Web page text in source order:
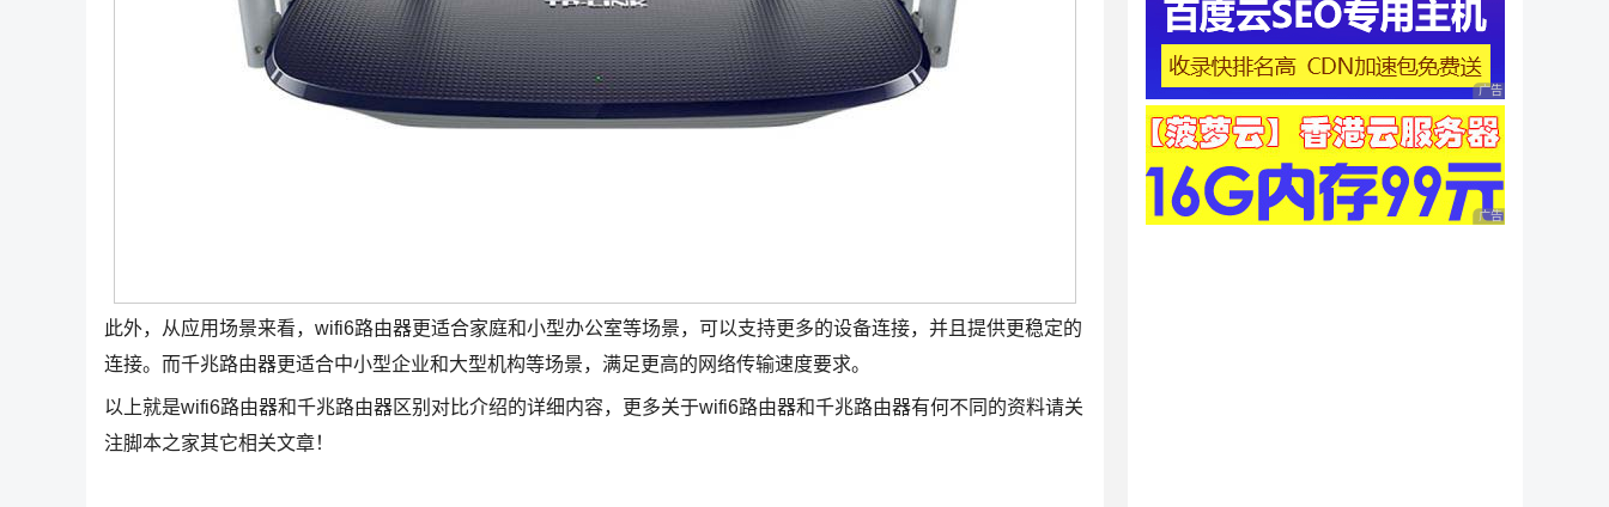
此外，从应用场景来看，wifi6路由器更适合家庭和小型办公室等场景，可以支持更多的设备连接，并且提供更稳定的
连接。而千兆路由器更适合中小型企业和大型机构等场景，满足更高的网络传输速度要求。
以上就是wifi6路由器和千兆路由器区别对比介绍的详细内容，更多关于wifi6路由器和千兆路由器有何不同的资料请关
注脚本之家其它相关文章！
广告 商业广告，理性
广告 商业广告，理性